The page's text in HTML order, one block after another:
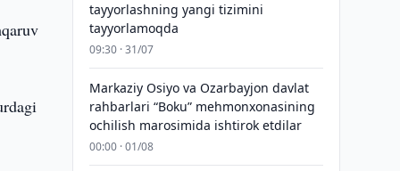
tayyorlashning yangi tizimini
tayyorlamoqda
09:30 · 31/07
Markaziy Osiyo va Ozarbayjon davlat
rahbarlari “Boku” mehmonxonasining
ochilish marosimida ishtirok etdilar
00:00 · 01/08